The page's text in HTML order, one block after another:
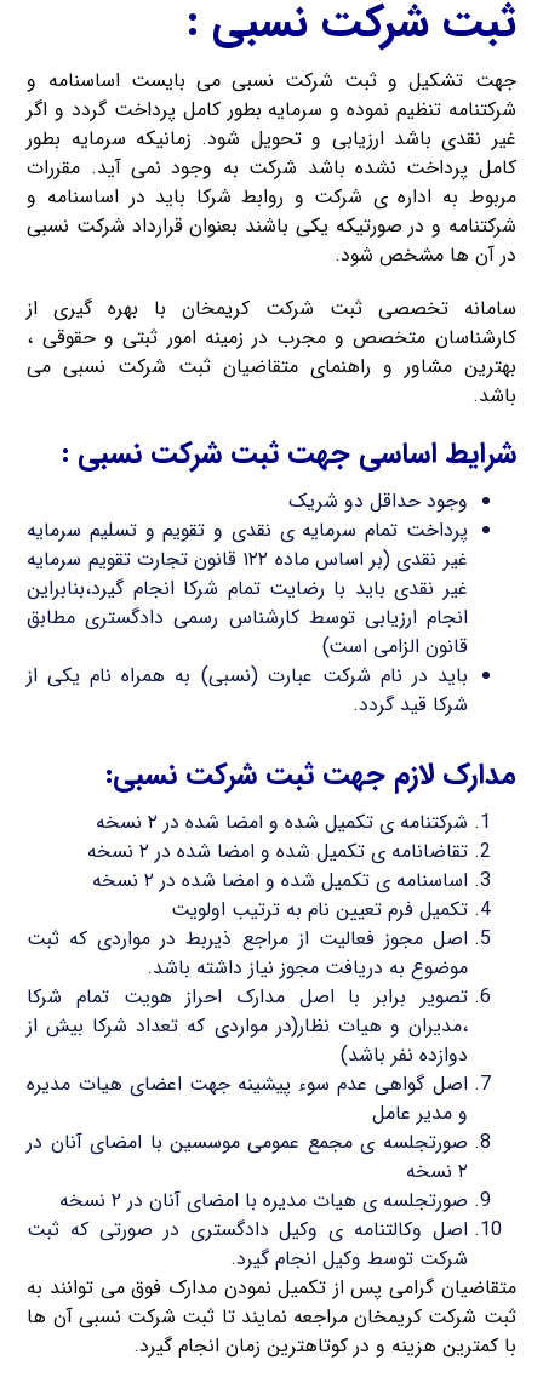
ثبت شرکت نسبی :
جهت تشکیل و ثبت شرکت نسبی می بایست اساسنامه و
شرکتنامه تنظیم نموده و سرمایه بطور کامل پرداخت گردد و اگر
غیر نقدی باشد ارزیابی و تحویل شود. زمانیکه سرمایه بطور
کامل پرداخت نشده باشد شرکت به وجود نمی آید. مقررات
مربوط به اداره ی شرکت و روابط شرکا باید در اساسنامه و
شرکتنامه و در صورتیکه یکی باشند بعنوان قرارداد شرکت نسبی
در آن ها مشخص شود.
سامانه تخصصی ثبت شرکت کریمخان با بهره گیری از
کارشناسان متخصص و مجرب در زمینه امور ثبتی و حقوقی ،
بهترین مشاور و راهنمای متقاضیان ثبت شرکت نسبی می
باشد.
شرایط اساسی جهت ثبت شرکت نسبی :
وجود حداقل دو شریک
پرداخت تمام سرمایه ی نقدی و تقویم و تسلیم سرمایه
غیر نقدی (بر اساس ماده ۱۲۲ قانون تجارت تقویم سرمایه
غیر نقدی باید با رضایت تمام شرکا انجام گیرد،بنابراین
انجام ارزیابی توسط کارشناس رسمی دادگستری مطابق
قانون الزامی است)
باید در نام شرکت عبارت (نسبی) به همراه نام یکی از
شرکا قید گردد.
مدارک لازم جهت ثبت شرکت نسبی:
شرکتنامه ی تکمیل شده و امضا شده در ۲ نسخه
تقاضانامه ی تکمیل شده و امضا شده در ۲ نسخه
اساسنامه ی تکمیل شده و امضا شده در ۲ نسخه
تکمیل فرم تعیین نام به ترتیب اولویت
اصل مجوز فعالیت از مراجع ذیربط در مواردی که ثبت
موضوع به دریافت مجوز نیاز داشته باشد.
تصویر برابر با اصل مدارک احراز هویت تمام شرکا
،مدیران و هیات نظار(در مواردی که تعداد شرکا بیش از
دوازده نفر باشد)
اصل گواهی عدم سوء پیشینه جهت اعضای هیات مدیره
و مدیر عامل
صورتجلسه ی مجمع عمومی موسسین با امضای آنان در
۲ نسخه
صورتجلسه ی هیات مدیره با امضای آنان در ۲ نسخه
اصل وکالتنامه ی وکیل دادگستری در صورتی که ثبت
شرکت توسط وکیل انجام گیرد.
متقاضیان گرامی پس از تکمیل نمودن مدارک فوق می توانند به
ثبت شرکت کریمخان مراجعه نمایند تا ثبت شرکت نسبی آن ها
با کمترین هزینه و در کوتاهترین زمان انجام گیرد.